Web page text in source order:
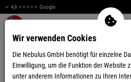
✓ 4,9 ⭐⭐⭐⭐⭐ Google
Wir verwenden Cookies
Die Nebulus GmbH benötigt für einzelne
Einwilligung, um die Funktion der Website
unter anderem Informationen zu Ihren